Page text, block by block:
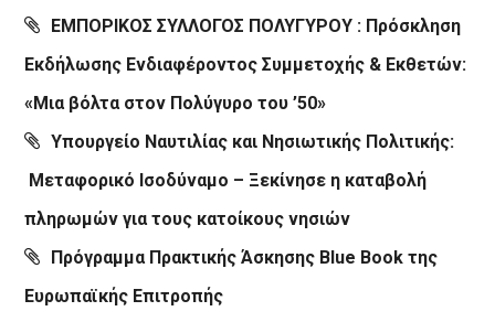
ΕΜΠΟΡΙΚΟΣ ΣΥΛΛΟΓΟΣ ΠΟΛΥΓΥΡΟΥ : Πρόσκληση
Εκδήλωσης Ενδιαφέροντος Συμμετοχής & Εκθετών:
«Μια βόλτα στον Πολύγυρο του ’50»
Υπουργείο Ναυτιλίας και Νησιωτικής Πολιτικής:
Μεταφορικό Ισοδύναμο – Ξεκίνησε η καταβολή
πληρωμών για τους κατοίκους νησιών
Πρόγραμμα Πρακτικής Άσκησης Blue Book της
Ευρωπαϊκής Επιτροπής